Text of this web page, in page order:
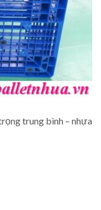
trung bình – nhựa